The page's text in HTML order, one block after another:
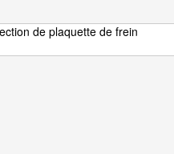
de plaquette de frein